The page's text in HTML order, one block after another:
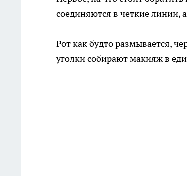
соединяются в четкие линии,
Рот как будто размывается,
уголки собирают макияж в